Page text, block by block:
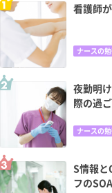
看護師
ナースの
夜勤明
際の過
ナースの
S情報
フの